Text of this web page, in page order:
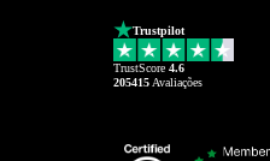
Trustpilot
TrustScore 4.6
205415 Avaliações